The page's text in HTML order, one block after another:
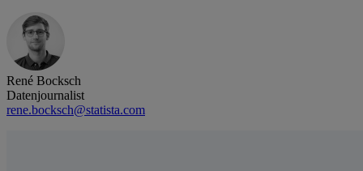
René Bocksch
Datenjournalist
rene.bocksch@statista.com